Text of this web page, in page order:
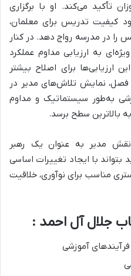
تأکید می‌کند. او با برگزاری
کیفیت تدریس برای معلمان،
در مدرسه رواج دهد. در کنار
به ارزیابی مداوم عملکرد
ارزیابی‌ها برای اصلاح بیشتر
فصل، نمایش تلاش‌های مدیر در
به‌طور سیستماتیک و مداوم
بالاترین سطح برسد.
مدیر به عنوان یک رهبر
بتواند با ایجاد تغییرات اساسی
مناسب برای نوآوری، خلاقیت
آموزشی